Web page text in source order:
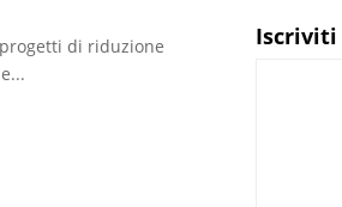
di riduzione
Iscriviti